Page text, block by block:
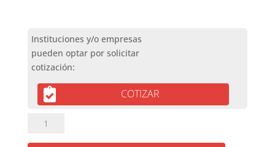
COTIZAR
TESOROS